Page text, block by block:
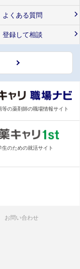
よくある質問
登録して相談
等の薬剤師の職場情報サイト
生のための就活サイト
お問い合わせ